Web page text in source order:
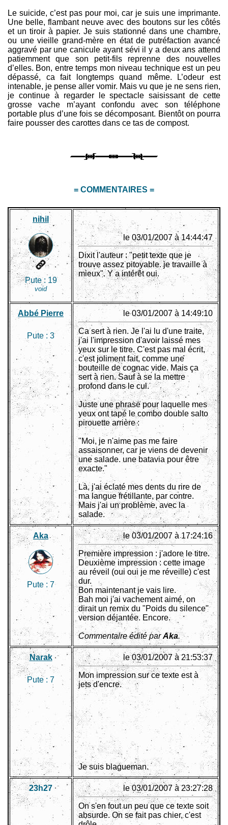
Le suicide, c’est pas pour moi, car je suis une imprimante.
Une belle, flambant neuve avec des boutons sur les côtés
et un tiroir à papier. Je suis stationné dans une chambre,
ou une vieille grand-mère en état de putréfaction avancé
aggravé par une canicule ayant sévi il y a deux ans attend
patiemment que son petit-fils reprenne des nouvelles
d’elles. Bon, entre temps mon niveau technique est un peu
dépassé, ca fait longtemps quand même. L’odeur est
intenable, je pense aller vomir. Mais vu que je ne sens rien,
je continue à regarder le spectacle saisissant de cette
grosse vache m’ayant confondu avec son téléphone
portable plus d’une fois se décomposant. Bientôt on pourra
faire pousser des carottes dans ce tas de compost.
= COMMENTAIRES =
nihil
Pute : 19
void
le 03/01/2007 à 14:44:47
Dixit l'auteur : "petit texte que je
trouve assez pitoyable. je travaille à
mieux". Y a intérêt oui.
Abbé Pierre
Pute : 3
le 03/01/2007 à 14:49:10
Ca sert à rien. Je l'ai lu d'une traite,
j'ai l'impression d'avoir laissé mes
yeux sur le titre. C'est pas mal écrit,
c'est joliment fait, comme une
bouteille de cognac vide. Mais ça
sert à rien. Sauf à se la mettre
profond dans le cul.
Juste une phrase pour laquelle mes
yeux ont tapé le combo double salto
pirouette arrière :
"Moi, je n'aime pas me faire
assaisonner, car je viens de devenir
une salade. une batavia pour être
exacte."
Là, j'ai éclaté mes dents du rire de
ma langue frétillante, par contre.
Mais j'ai un problème, avec la
salade.
Aka
Pute : 7
le 03/01/2007 à 17:24:16
Première impression : j'adore le titre.
Deuxième impression : cette image
au réveil (oui oui je me réveille) c'est
dur.
Bon maintenant je vais lire.
Bah moi j'ai vachement aimé, on
dirait un remix du "Poids du silence"
version déjantée. Encore.
Commentaire édité parAka.
Narak
Pute : 7
le 03/01/2007 à 21:53:37
Mon impression sur ce texte est à
jets d'encre.
Je suis blagueman.
23h27 le 03/01/2007 à 23:27:28
On s'en fout un peu que ce texte soit
absurde. On se fait pas chier, c'est